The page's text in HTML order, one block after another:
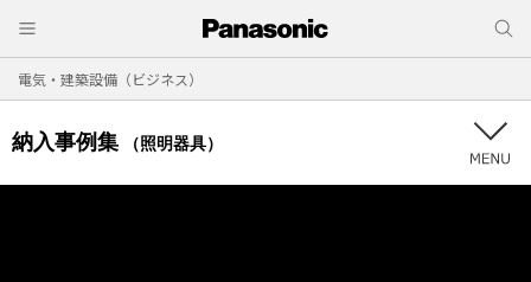
電気・建築設備（ビジネス）
納入事例集 （照明器具）